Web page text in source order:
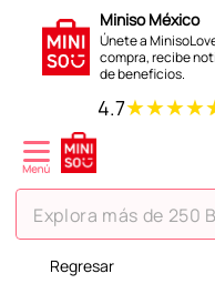
Miniso México
Únete a
compra, recibe
de beneficios.
4.7★★★★
Explora más de 250
Regresar
TÉRMINOS MÁS